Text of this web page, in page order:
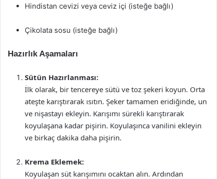
Hindistan cevizi veya ceviz içi (isteğe bağlı)
Çikolata sosu (isteğe bağlı)
Hazırlık Aşamaları
Sütün Hazırlanması:
İlk olarak, bir tencereye sütü ve toz şekeri koyun. Orta
ateşte karıştırarak ısıtın. Şeker tamamen eridiğinde, un
ve nişastayı ekleyin. Karışımı sürekli karıştırarak
koyulaşana kadar pişirin. Koyulaşınca vanilini ekleyin
ve birkaç dakika daha pişirin.
Krema Eklemek:
Koyulaşan süt karışımını ocaktan alın. Ardından